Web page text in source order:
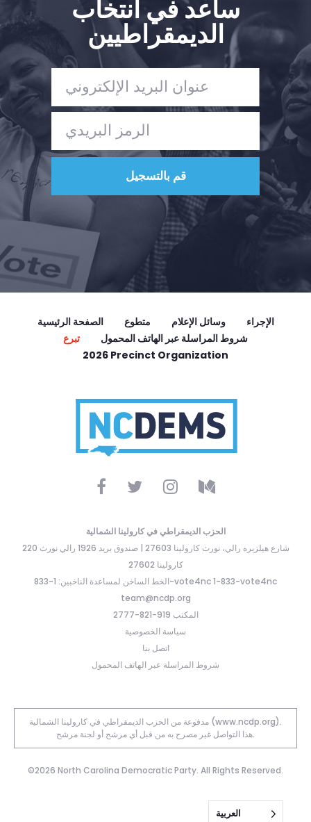
ساعد في انتخاب
الديمقراطيين
الصفحة الرئيسية متطوع وسائل الإعلام
الإجراء
تبرع
شروط المراسلة عبر الهاتف المحمول
2026 Precinct Organization
الحزب الديمقراطي في كارولينا الشمالية
220 شارع هيلزبره رالي، نورث كارولينا 27603 | صندوق بريد 1926 رالي نورث
كارولينا 27602
الخط الساخن لمساعدة الناخبين: 1-833-vote4nc 1-833-vote4nc
team@ncdp.org
المكتب 919-821-2777
سياسة الخصوصية
اتصل بنا
شروط المراسلة عبر الهاتف المحمول
مدفوعة من الحزب الديمقراطي في كارولينا الشمالية (www.ncdp.org).
هذا التواصل غير مصرح به من قبل أي مرشح أو لجنة مرشح.
©2026 North Carolina Democratic Party. All Rights Reserved.
العربية‏